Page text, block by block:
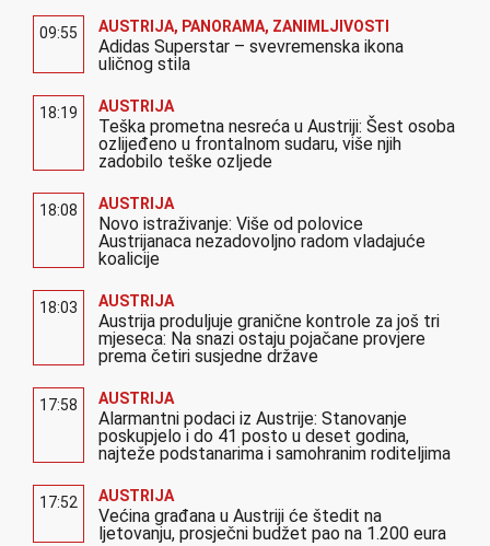
09:55 AUSTRIJA, PANORAMA, ZANIMLJIVOSTI
Adidas Superstar – svevremenska ikona
uličnog stila
18:19 AUSTRIJA
Teška prometna nesreća u Austriji: Šest osoba
ozlijeđeno u frontalnom sudaru, više njih
zadobilo teške ozljede
18:08 AUSTRIJA
Novo istraživanje: Više od polovice
Austrijanaca nezadovoljno radom vladajuće
koalicije
18:03 AUSTRIJA
Austrija produljuje granične kontrole za još tri
mjeseca: Na snazi ostaju pojačane provjere
prema četiri susjedne države
17:58 AUSTRIJA
Alarmantni podaci iz Austrije: Stanovanje
poskupjelo i do 41 posto u deset godina,
najteže podstanarima i samohranim roditeljima
17:52 AUSTRIJA
Većina građana u Austriji će štedit na
ljetovanju, prosječni budžet pao na 1.200 eura